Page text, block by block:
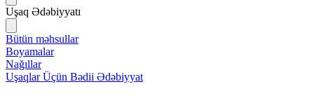
Uşaq Ədəbiyyatı
Bütün məhsullar
Boyamalar
Nağıllar
Uşaqlar Üçün Bədii Ədəbiyyat